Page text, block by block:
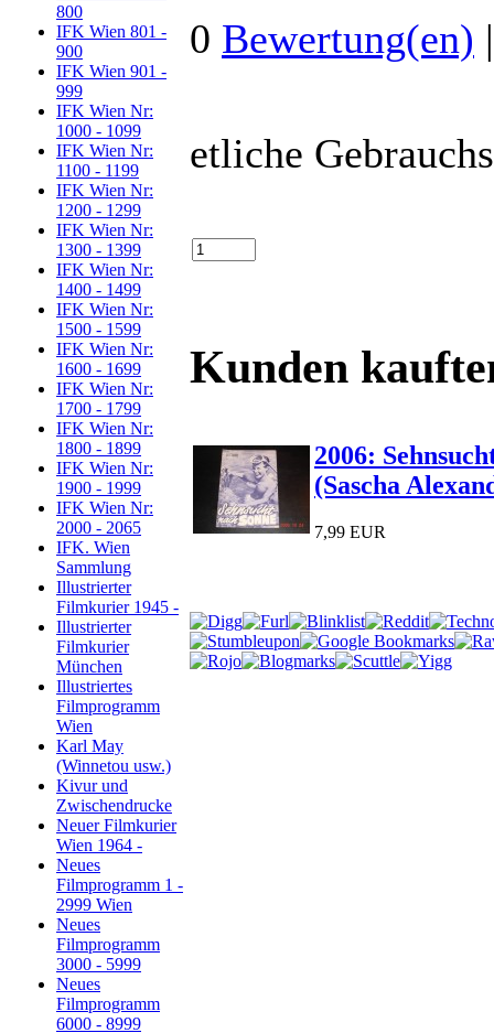
800
IFK Wien 801 -
900
IFK Wien 901 -
999
IFK Wien Nr:
1000 - 1099
IFK Wien Nr:
1100 - 1199
IFK Wien Nr:
1200 - 1299
IFK Wien Nr:
1300 - 1399
IFK Wien Nr:
1400 - 1499
IFK Wien Nr:
1500 - 1599
IFK Wien Nr:
1600 - 1699
IFK Wien Nr:
1700 - 1799
IFK Wien Nr:
1800 - 1899
IFK Wien Nr:
1900 - 1999
IFK Wien Nr:
2000 - 2065
IFK. Wien
Sammlung
Illustrierter
Filmkurier 1945 -
Illustrierter
Filmkurier
München
Illustriertes
Filmprogramm
Wien
Karl May
(Winnetou usw.)
Kivur und
Zwischendrucke
Neuer Filmkurier
Wien 1964 -
Neues
Filmprogramm 1 -
2999 Wien
Neues
Filmprogramm
3000 - 5999
Neues
Filmprogramm
6000 - 8999
0 Bewertung(en)
etliche
Kunden
2006:
(Sascha
7,99 EUR